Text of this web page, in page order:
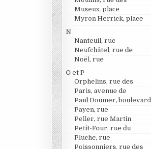
Museux, place
Myron Herrick, place
N
Nanteuil, rue
Neufchâtel, rue de
Noël, rue
O et P
Orphelins, rue des
Paris, avenue de
Paul Doumer, boulevard
Payen, rue
Peller, rue Martin
Petit-Four, rue du
Pluche, rue
Poissonniers, rue des